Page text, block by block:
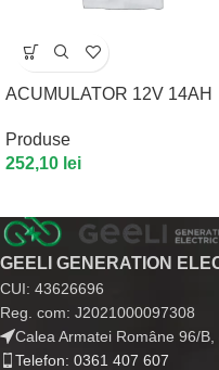
ACUMULATOR 12V 14AH
Produse
252,10 lei
GEELI GENERATION
CUI: 43626696
Reg. com: J2021000097308
Calea Armatei Române 96/
Telefon: 0361 407 607